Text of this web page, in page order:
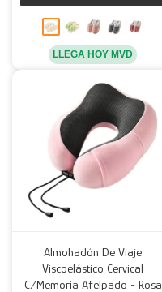
LLEGA HOY MVD
Almohadón De Viaje
Viscoelástico Cervical
C/Memoria Afelpado - Rosa